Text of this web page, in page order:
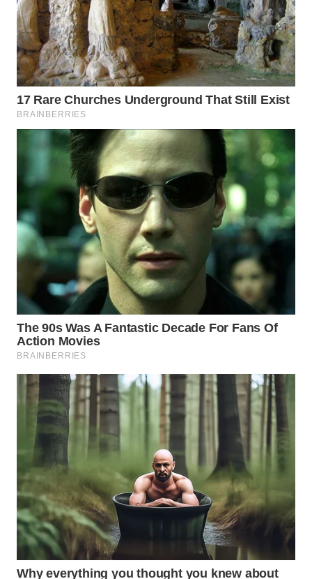
WN
BEKASI
WN
BOGOR
WN
TAPANULI
WN
SAMOSIR
WN
PADANG
LAWAS
WN
SUMEDANG
WN
CIANJUR
WN
KEPULAUAN
SERIBU
WN
TANGERANG